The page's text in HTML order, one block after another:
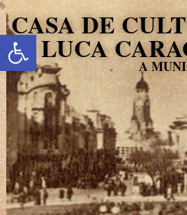
Deschide bara de unelte
CASA DE
LUCA